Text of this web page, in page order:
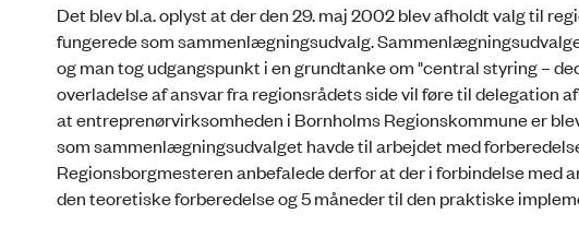
Det blev bl.a. oplyst at der den 29. maj 2002 blev afholdt valg til
fungerede som sammenlægningsudvalg.
og man tog udgangspunkt i en grundtanke om "central styring –
overladelse af ansvar fra regionsrådets side vil føre til delegation
at entreprenørvirksomheden i Bornholms Regionskommune er
som sammenlægningsudvalget havde til arbejdet med
Regionsborgmesteren anbefalede derfor at der i forbindelse
den teoretiske forberedelse og 5 måneder til den praktiske